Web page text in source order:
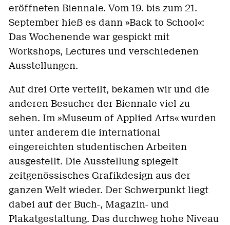
eröffneten Biennale. Vom 19. bis zum 21.
September hieß es dann »Back to School«:
Das Wochenende war gespickt mit
Workshops, Lectures und verschiedenen
Ausstellungen.
Auf drei Orte verteilt, bekamen wir und die
anderen Besucher der Biennale viel zu
sehen. Im »Museum of Applied Arts« wurden
unter anderem die international
eingereichten studentischen Arbeiten
ausgestellt. Die Ausstellung spiegelt
zeitgenössisches Grafikdesign aus der
ganzen Welt wieder. Der Schwerpunkt liegt
dabei auf der Buch-, Magazin- und
Plakatgestaltung. Das durchweg hohe Niveau